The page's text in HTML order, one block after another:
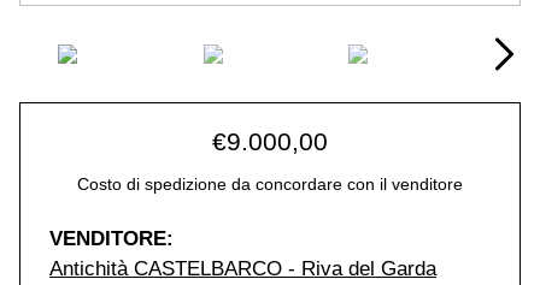
€9.000,00
Costo di spedizione da concordare con il venditore
VENDITORE:
Antichità CASTELBARCO - Riva del Garda